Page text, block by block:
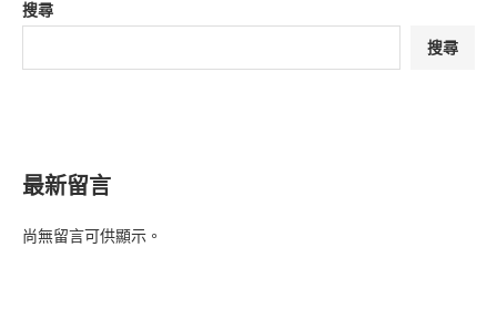
搜尋
搜尋
最新留言
尚無留言可供顯示。